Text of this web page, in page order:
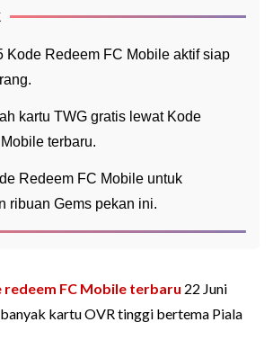
Kode Redeem FC Mobile aktif siap
kartu TWG gratis lewat Kode
terbaru.
Redeem FC Mobile untuk
ribuan Gems pekan ini.
redeem FC Mobile terbaru 22 Juni
kartu OVR tinggi bertema Piala